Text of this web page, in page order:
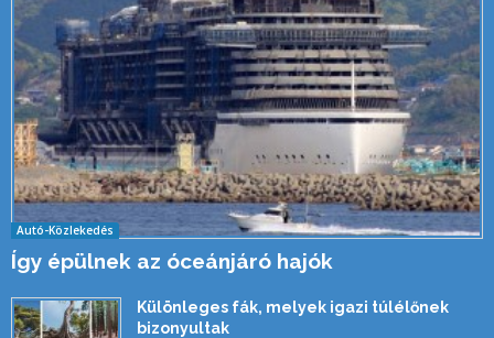
Autó-Közlekedés
Így épülnek az óceánjáró hajók
Különleges fák, melyek igazi túlélőnek
bizonyultak